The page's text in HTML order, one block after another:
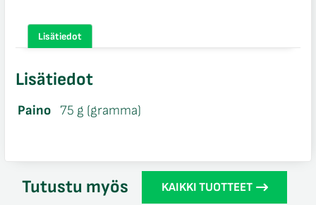
Lisätiedot
Lisätiedot
Paino 75 g (gramma)
Tutustu myös KAIKKI TUOTTEET